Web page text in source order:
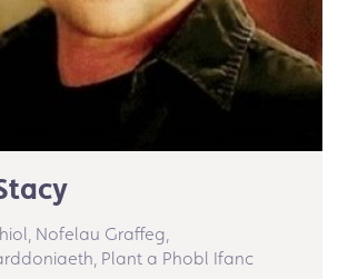
Nofelau Graffeg,
Plant a Phobl Ifanc